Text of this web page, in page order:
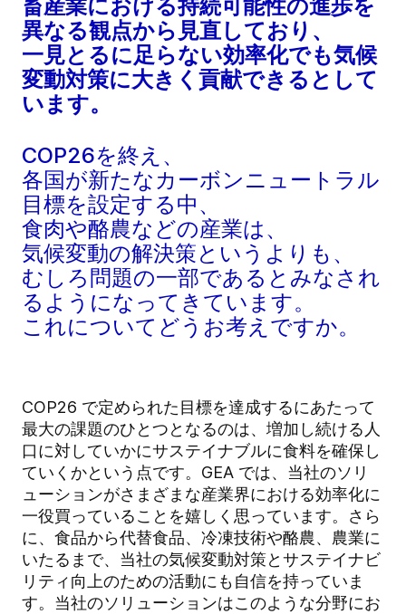
畜産業における持続可能性の進歩を
異なる観点から見直しており、
一見とるに足らない効率化でも気候
変動対策に大きく貢献できるとして
います。
COP26を終え、
各国が新たなカーボンニュートラル
目標を設定する中、
食肉や酪農などの産業は、
気候変動の解決策というよりも、
むしろ問題の一部であるとみなされ
るようになってきています。
これについてどうお考えですか。
COP26 で定められた目標を達成するにあたって
最大の課題のひとつとなるのは、増加し続ける人
口に対していかにサステイナブルに食料を確保し
ていくかという点です。GEA では、当社のソリ
ューションがさまざまな産業界における効率化に
一役買っていることを嬉しく思っています。さら
に、食品から代替食品、冷凍技術や酪農、農業に
いたるまで、当社の気候変動対策とサステイナビ
リティ向上のための活動にも自信を持っていま
す。当社のソリューションはこのような分野にお